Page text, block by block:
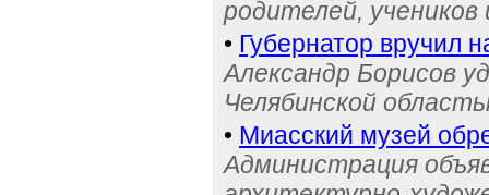
родителей, учеников
• Губернатор вручил
Александр Борисов
Челябинской
• Миасский музей
Администрация